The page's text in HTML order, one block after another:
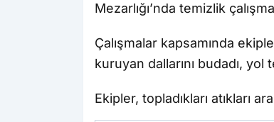
Mezarlığı’nda temizlik
Çalışmalar kapsamında
kuruyan dallarını budadı, yol
Ekipler, topladıkları atıkları